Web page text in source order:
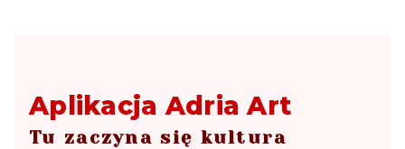
Aplikacja Adria Art
Tu zaczyna się kultura